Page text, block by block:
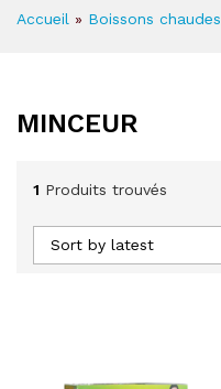
Accueil » Boissons chaudes
MINCEUR
1 Produits trouvés
Sort by latest